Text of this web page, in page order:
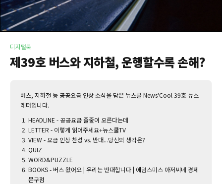
디지털북
제39호 버스와 지하철, 운행할수록 손해?
버스, 지하철 등 공공요금 인상 소식을 담은 뉴스쿨 News'Cool 39호 뉴스
레터입니다.
HEADLINE - 공공요금 줄줄이 오른다는데
LETTER - 이렇게 읽어주세요+뉴스쿨TV
VIEW - 요금 인상 찬성 vs. 반대...당신의 생각은?
QUIZ
WORD&PUZZLE
BOOKS - 버스 왔어요 | 우리는 반대합니다 | 애덤스미스 아저씨네 경제
문구점